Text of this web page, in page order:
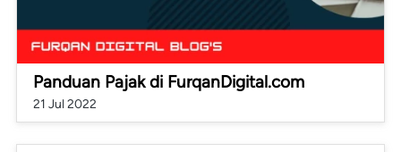
Panduan Pajak di FurqanDigital.com
21 Jul 2022